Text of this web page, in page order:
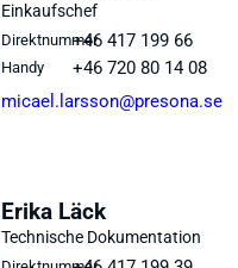
Einkaufschef
Direktnummer+46 417 199 66
Handy
+46 720 80 14 08
micael.larsson@presona.se
Erika Läck
Technische Dokumentation